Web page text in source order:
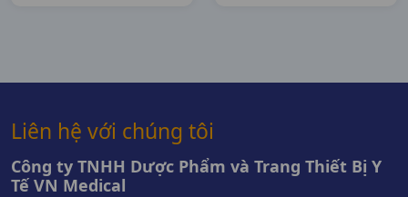
Liên hệ với chúng tôi
Công ty TNHH Dược Phẩm và Trang Thiết Bị Y
Tế VN Medical